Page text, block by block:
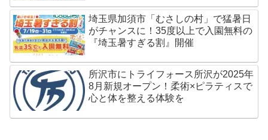
埼玉県加須市「むさしの村」で猛暑日
がチャンスに！35度以上で入園無料の
『埼玉暑すぎる割』開催
所沢市にトライフォース所沢が2025年
8月新規オープン！柔術×ピラティスで
心と体を整える体験を